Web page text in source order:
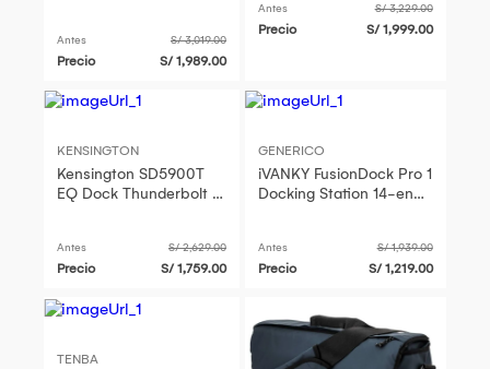
MacBook Pr
Antes S/ 3,019.00
Precio S/ 1,989.00
de 16
Antes S/ 3,229.00
Precio S/ 1,999.00
KENSINGTON
Kensington SD5900T
EQ Dock Thunderbolt 4
M3, Cuádru
Antes S/ 2,629.00
Precio S/ 1,759.00
GENERICO
iVANKY FusionDock Pro 1
Docking Station 14-en-1
Antes S/ 1,939.00
Precio S/ 1,219.00
TENBA